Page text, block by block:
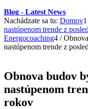
Blog - Latest News
Nachádzate sa tu: Domov1
nastúpenom trende z
Energocoaching4 /
nastúpenom trende z
Obnova budov
nastúpenom
rokov